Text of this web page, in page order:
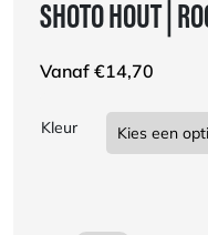
SHOTO HOUT |
Vanaf €14,70
Kleur